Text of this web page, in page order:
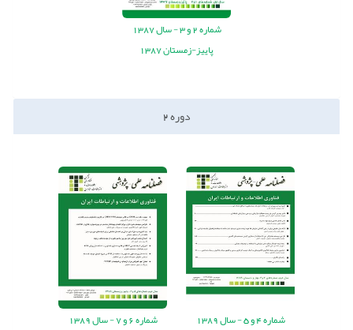
شماره2 و3
-سال1387
پاییز-زمستان 1387
دوره2
شماره4 و5
-سال1389
شماره6 و7
-سال1389